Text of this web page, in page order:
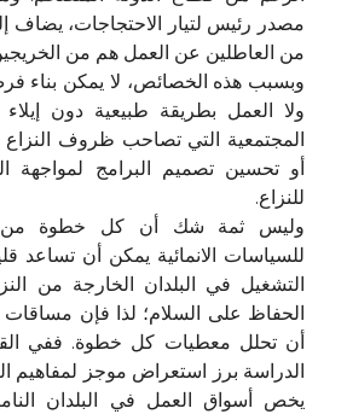
مصدر رئيس لتيار الاحتجاجات، يضاف
من العاطلين عن العمل هم من
وبسبب هذه الخصائص، لا يمكن بناء
ولا العمل بطريقة طبيعية دون إيلاء
المجتمعية التي تصاحب ظروف النزاع
أو تحسين تصميم البرامج لمواجهة
للنزاع.
وليس ثمة شك أن كل خطوة من
للسياسات الانمائية يمكن أن تساعد
التشغيل في البلدان الخارجة من
الحفاظ على السلام؛ لذا فإن مساقات
أن تحلل معطيات كل خطوة. ففي
الدراسة برز استعراض موجز لمفاهيم
يخص أسواق العمل في البلدان